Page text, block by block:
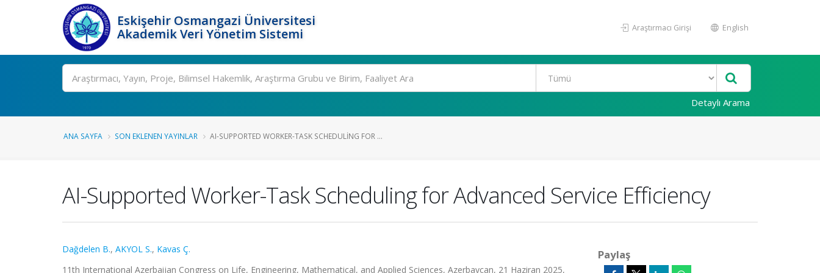
Eskişehir Osmangazi Üniversitesi
Akademik Veri Yönetim Sistemi
Araştırmacı Girişi English
Ara
Detaylı Arama
ANA SAYFA SON EKLENEN YAYINLAR AI-SUPPORTED WORKER-TASK SCHEDULING FOR ...
AI-Supported Worker-Task Scheduling for Advanced Service Efficiency
Dağdelen B., AKYOL S., Kavas Ç.
11th International Azerbaijan Congress on Life, Engineering, Mathematical, and Applied Sciences, Azerbaycan, 21 Haziran 2025,
Paylaş